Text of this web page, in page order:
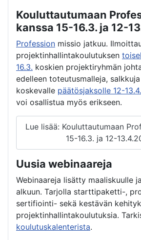
Kouluttautumaan
kanssa 15-16.3. ja 12-
Profession missio jatkuu.
projektinhallintakoulutuksen
16.3. koskien projektiryhmän
edelleen toteutusmalleja,
koskevalle päätösjaksolle 12-
voi osallistua myös erikseen.
Lue lisää: Kouluttautumaan
15-16.3. ja 12-
Uusia webinaareja
Webinaareja lisätty maaliskuulle
alkuun. Tarjolla starttipaketti-,
sertifiointi- sekä kestävän
projektinhallintakoulutuksia.
koulutuskalenterista.